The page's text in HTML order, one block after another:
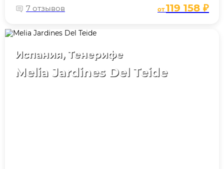
7 отзывов от119 158 ₽
Испания, Тенерифе
Melia Jardines Del Teide